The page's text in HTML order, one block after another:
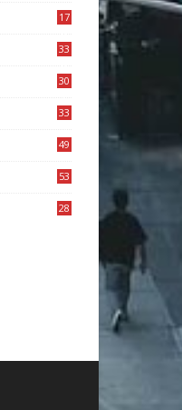
17
33
30
33
49
53
28